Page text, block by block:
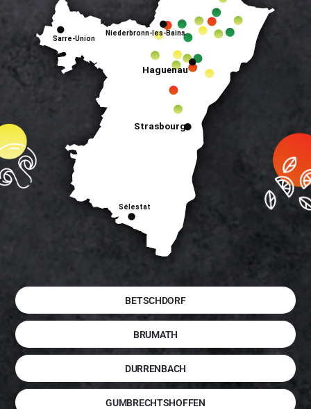
BETSCHDORF
BRUMATH
DURRENBACH
GUMBRECHTSHOFFEN